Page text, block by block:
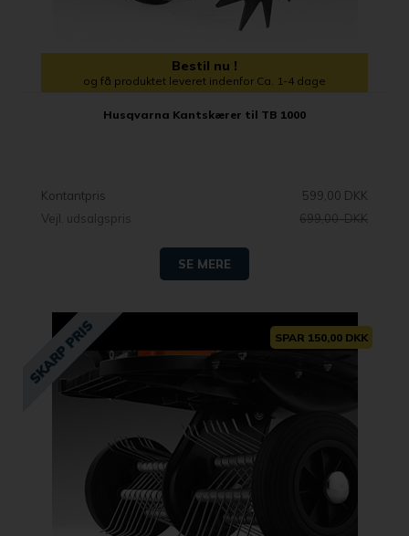
Bestil nu !
og få produktet leveret indenfor Ca. 1-4 dage
Husqvarna Kantskærer til TB 1000
Kontantpris
599,00 DKK
Vejl. udsalgspris
699,00 DKK
SE MERE
SPAR 150,00 DKK